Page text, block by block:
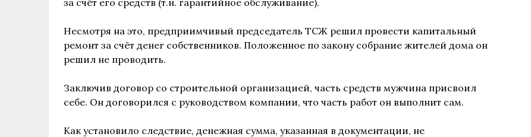
Несмотря на это, предприимчивый председатель ТСЖ решил провести капитальный
ремонт за счёт денег собственников. Положенное по закону собрание жителей дома он
решил не проводить.
Заключив договор со строительной организацией, часть средств мужчина присвоил
себе. Он договорился с руководством компании, что часть работ он выполнит сам.
Как установило следствие, денежная сумма, указанная в документации, не